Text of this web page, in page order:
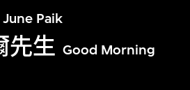
Paik
先生 Good Morning